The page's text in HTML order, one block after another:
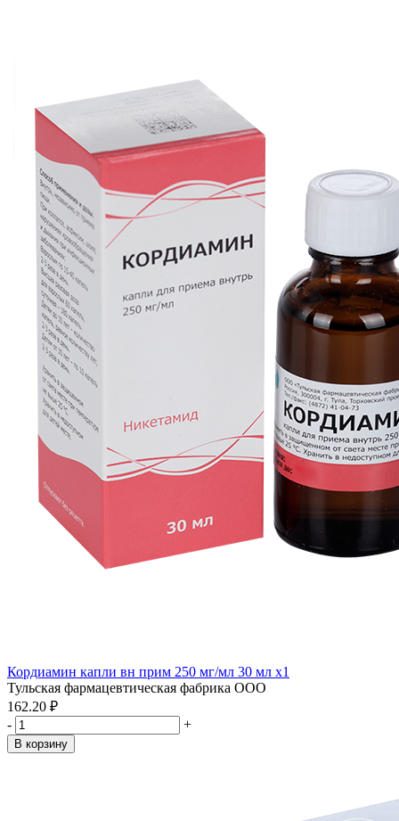
Кордиамин капли вн прим 250 мг/мл 30 мл x1
Тульская фармацевтическая фабрика ООО
162.20 ₽
-
+
В корзину